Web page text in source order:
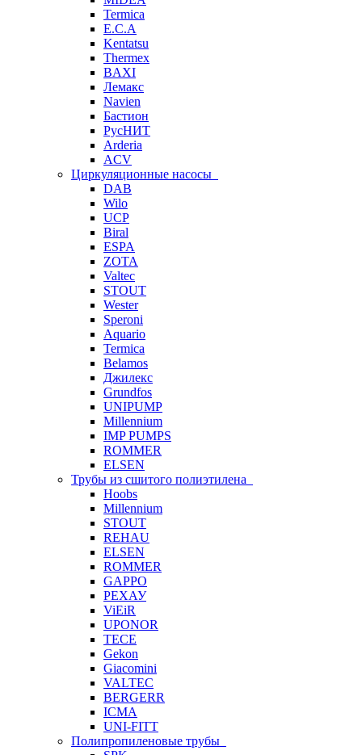
Termica
E.C.A
Kentatsu
Thermex
BAXI
Лемакс
Navien
Бастион
РусНИТ
Arderia
ACV
Циркуляционные насосы
DAB
Wilo
UCP
Biral
ESPA
ZOTA
Valtec
STOUT
Wester
Speroni
Aquario
Termica
Belamos
Джилекс
Grundfos
UNIPUMP
Millennium
IMP PUMPS
ROMMER
ELSEN
Трубы из сшитого полиэтилена
Hoobs
Millennium
STOUT
REHAU
ELSEN
ROMMER
GAPPO
РЕХАУ
ViEiR
UPONOR
TECE
Gekon
Giacomini
VALTEC
BERGERR
ICMA
UNI-FITT
Полипропиленовые трубы